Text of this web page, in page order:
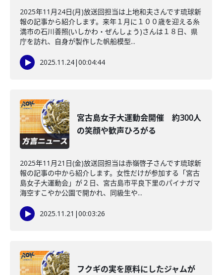
2025年11月24日(月)放送回担当は上地和夫さんです琉球新
報の記事から紹介します。来年１月に１００歳を迎える糸
満市の石川善照(いしかわ・ぜんしょう)さんは１８日、県
庁を訪れ、自身が製作した帆船模型...
2025.11.24|00:04:44
宮古島女子大運動会開催 約300人
の笑顔や歓声ひろがる
2025年11月21日(金)放送回担当は赤嶺啓子さんです琉球新
報の記事の中から紹介します。女性だけが参加する「宮古
島女子大運動会」が２日、宮古島市平良下里のパイナガマ
海空すこやか公園で開かれ、同級生や...
2025.11.21 |00:03:26
フクギの実を原料にしたジャムが